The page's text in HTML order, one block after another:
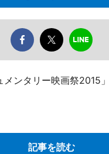
メンタリー映画祭2015
記事を読む